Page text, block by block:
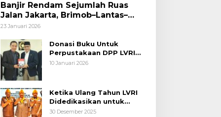
Banjir Rendam Sejumlah Ruas
Jalan Jakarta, Brimob–Lantas–
Polair PMJ Bergerak Cepat, Polri
Nasional
23 Januari 2026
Donasi Buku Untuk
Perpustakaan DPP LVRI
Terus Mengalir
10 Januari 2026
Ketika Ulang Tahun LVRI
Didedikasikan untuk
Kemanusiaan
30 Desember 2025